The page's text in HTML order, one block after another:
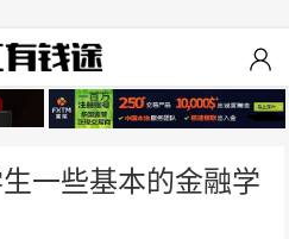
一些基本的金融学